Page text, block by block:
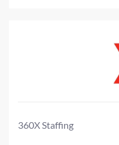
360X Staffing